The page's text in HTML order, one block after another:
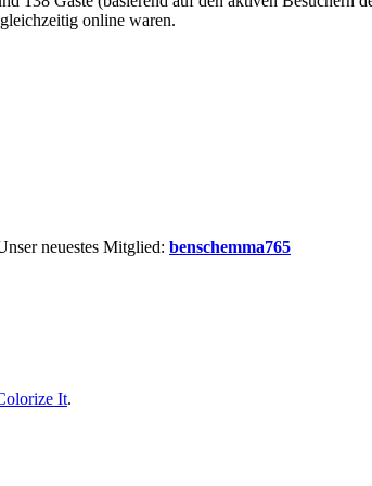
online waren.
neuestes Mitglied: benschemma765
It.